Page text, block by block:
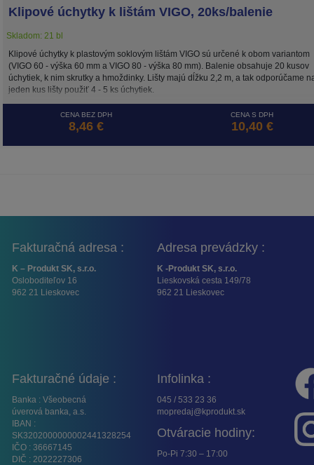
Klipové úchytky k lištám VIGO, 20ks/balenie
Skladom: 21 bl
Klipové úchytky k plastovým soklovým lištám VIGO sú určené k obom variantom
(VIGO 60 - výška 60 mm a VIGO 80 - výška 80 mm). Balenie obsahuje 20 kusov
úchytiek, k nim skrutky a hmoždinky. Lišty majú dĺžku 2,2 m, a tak odporúčame
jeden kus lišty použiť 4 - 5 ks úchytiek.
CENA BEZ DPH
8,46 €
CENA S DPH
10,40 €
Fakturačná adresa :
K – Produkt SK, s.r.o.
Osloboditeľov 16
962 21 Lieskovec
Adresa prevádzky :
K -Produkt SK, s.r.o.
Lieskovská cesta 149/78
962 21 Lieskovec
Fakturačné údaje :
Banka : Všeobecná
úverová banka, a.s.
IBAN :
SK3202000000002441328254
IČO : 36667145
DIČ : 2022227306
Infolinka :
045 / 533 23 36
mopredaj@kprodukt.sk
Otváracie hodiny:
Po-Pi 7:30 – 17:00